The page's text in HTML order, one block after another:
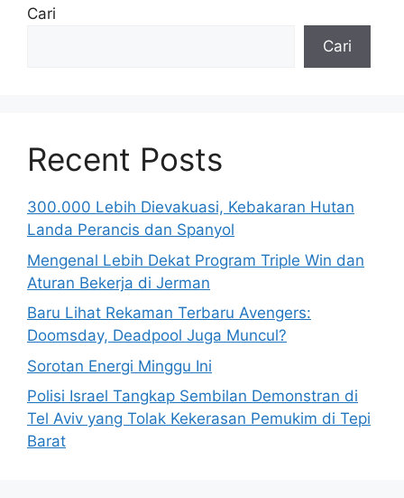
Cari
Cari
Recent Posts
300.000 Lebih Dievakuasi, Kebakaran Hutan
Landa Perancis dan Spanyol
Mengenal Lebih Dekat Program Triple Win dan
Aturan Bekerja di Jerman
Baru Lihat Rekaman Terbaru Avengers:
Doomsday, Deadpool Juga Muncul?
Sorotan Energi Minggu Ini
Polisi Israel Tangkap Sembilan Demonstran di
Tel Aviv yang Tolak Kekerasan Pemukim di Tepi
Barat